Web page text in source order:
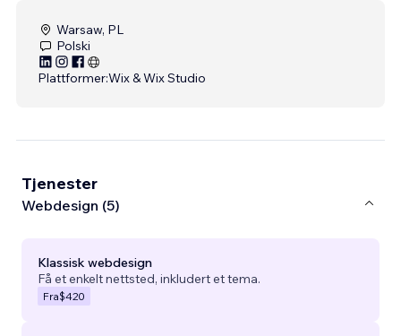
Warsaw, PL
Polski
Plattformer:Wix & Wix Studio
Tjenester
Webdesign (5)
Klassisk webdesign
Få et enkelt nettsted, inkludert et tema.
Fra$420